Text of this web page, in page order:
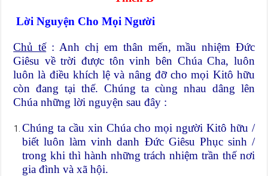
Lời Nguyện Cho Mọi Người
Chủ tế: Anh chị em thân mến, mầu nhiệm Đức
Giêsu về trời được tôn vinh bên Chúa Cha, luôn
luôn là điều khích lệ và nâng đỡ cho mọi Kitô hữu
còn đang tại thế. Chúng ta cùng nhau dâng lên
Chúa những lời nguyện sau đây :
Chúng ta cầu xin Chúa cho mọi người Kitô hữu /
biết luôn làm vinh danh Đức Giêsu Phục sinh /
trong khi thì hành những trách nhiệm trần thế nơi
gia đình và xã hội.